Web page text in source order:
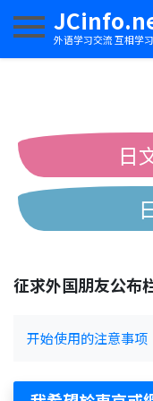
外语学习交流 互相学
切换导航
日
征求外国朋友公布
开始使用的注意事项